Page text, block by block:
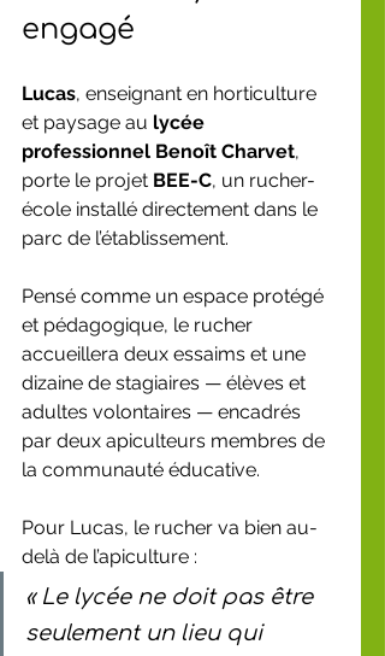
engagé
Lucas, enseignant en horticulture
et paysage au lycée
professionnel Benoît Charvet,
porte le projet BEE-C, un rucher-
école installé directement dans le
parc de l’établissement.
Pensé comme un espace protégé
et pédagogique, le rucher
accueillera deux essaims et une
dizaine de stagiaires — élèves et
adultes volontaires — encadrés
par deux apiculteurs membres de
la communauté éducative.
Pour Lucas, le rucher va bien au-
delà de l’apiculture :
« Le lycée ne doit pas être
seulement un lieu qui